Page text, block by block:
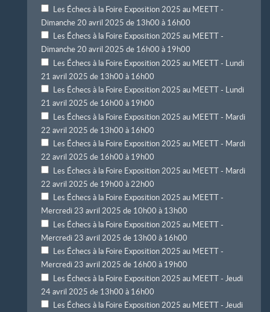
Les Échecs à la Foire Exposition 2025 au MEETT -
Dimanche 20 avril 2025 de 13h00 à 16h00
Les Échecs à la Foire Exposition 2025 au MEETT -
Dimanche 20 avril 2025 de 16h00 à 19h00
Les Échecs à la Foire Exposition 2025 au MEETT - Lundi
21 avril 2025 de 13h00 à 16h00
Les Échecs à la Foire Exposition 2025 au MEETT - Lundi
21 avril 2025 de 16h00 à 19h00
Les Échecs à la Foire Exposition 2025 au MEETT - Mardi
22 avril 2025 de 13h00 à 16h00
Les Échecs à la Foire Exposition 2025 au MEETT - Mardi
22 avril 2025 de 16h00 à 19h00
Les Échecs à la Foire Exposition 2025 au MEETT - Mardi
22 avril 2025 de 19h00 à 22h00
Les Échecs à la Foire Exposition 2025 au MEETT -
Mercredi 23 avril 2025 de 10h00 à 13h00
Les Échecs à la Foire Exposition 2025 au MEETT -
Mercredi 23 avril 2025 de 13h00 à 16h00
Les Échecs à la Foire Exposition 2025 au MEETT -
Mercredi 23 avril 2025 de 16h00 à 19h00
Les Échecs à la Foire Exposition 2025 au MEETT - Jeudi
24 avril 2025 de 13h00 à 16h00
Les Échecs à la Foire Exposition 2025 au MEETT - Jeudi